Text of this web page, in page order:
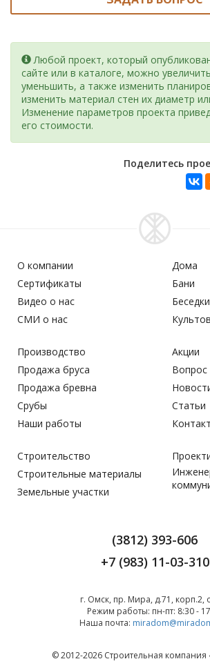
Любой проект, который
сайте или в каталоге, можно
уменьшить, а также изменить
изменить материал стен их диаметр
Изменение параметров проекта
его стоимости.
Поделитесь
О компании
Сертификаты
Видео о нас
СМИ о нас
Дома
Бани
Беседки
Производство
Продажа бруса
Продажа бревна
Срубы
Наши работы
Акции
Статьи
Строительство
Строительные материалы
Земельные участки
(3812) 393-606
+7 (983) 11-03-310
г. Омск, пр. Мира, д.71, корп.2,
Режим работы: пн-пт: 8:30 -
Наша почта:
© 2012-2026 Строительная компания